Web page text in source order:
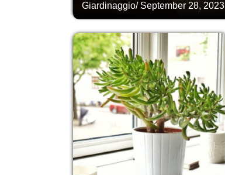
Giardinaggio/ September 28, 2023